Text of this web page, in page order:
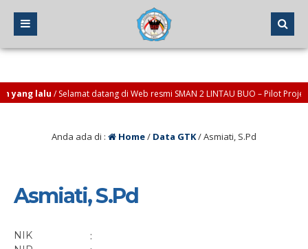
lalu/ Selamat datang di Web resmi SMAN 2 LINTAU BUO – Pilot Project
lalu/ Kontak dan info : okinoviendra@sman2-lintaubuo.sch.id *atau*
Anda ada di : Home/ Data GTK/Asmiati, S.Pd
Asmiati, S.Pd
NIK :